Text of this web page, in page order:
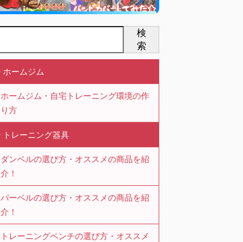
検
索
ホームジム
ホームジム・自宅トレーニング環境の作
り方
トレーニング器具
ダンベルの選び方・オススメの商品を紹
介！
バーベルの選び方・オススメの商品を紹
介！
トレーニングベンチの選び方・オススメ